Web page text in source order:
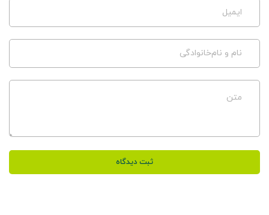
ایمیل
نام و نام‌خانوادگی
متن
ثبت دیدگاه